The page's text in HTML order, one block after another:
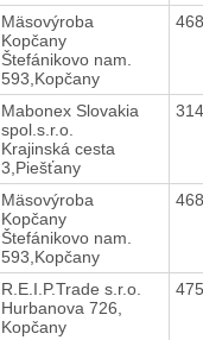
Mäsovýroba
Kopčany
Štefánikovo nam.
593,Kopčany
Mabonex Slovakia
spol.s.r.o.
Krajinská cesta
3,Piešťany
Mäsovýroba
Kopčany
Štefánikovo nam.
593,Kopčany
R.E.I.P.Trade s.r.o.
Hurbanova 726,
Kopčany